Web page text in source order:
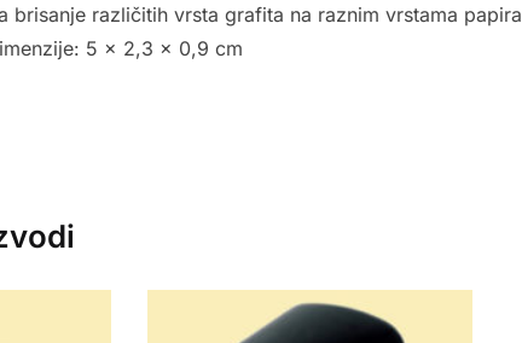
brisanje različitih vrsta grafita na raznim vrstama papira
5 x 2,3 x 0,9 cm